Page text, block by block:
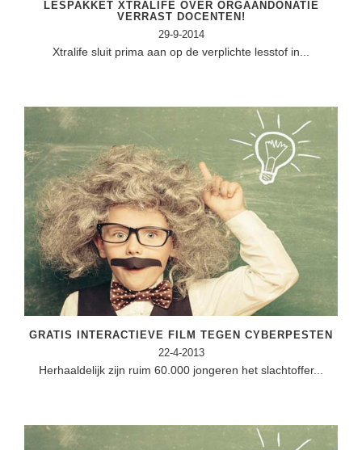
LESPAKKET XTRALIFE OVER ORGAANDONATIE
VERRAST DOCENTEN!
29-9-2014
Xtralife sluit prima aan op de verplichte lesstof in...
GRATIS INTERACTIEVE FILM TEGEN CYBERPESTEN
22-4-2013
Herhaaldelijk zijn ruim 60.000 jongeren het slachtoffer...